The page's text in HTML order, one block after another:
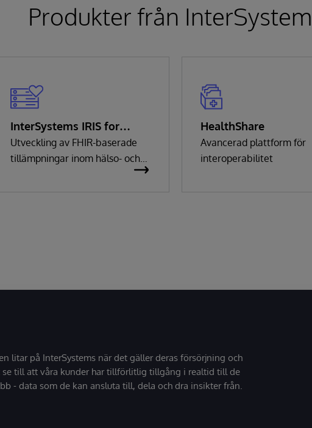
Produkter från
InterSystems IRIS for
Health
Utveckling av FHIR-baserade
tillämpningar inom hälso- och
HealthShare
Avancerad plattform för
interoperabilitet
litar på InterSystems när det gäller deras försörjning och
se till att våra kunder har tillförlitlig tillgång i realtid till de
- data som de kan ansluta till, dela och dra insikter från.